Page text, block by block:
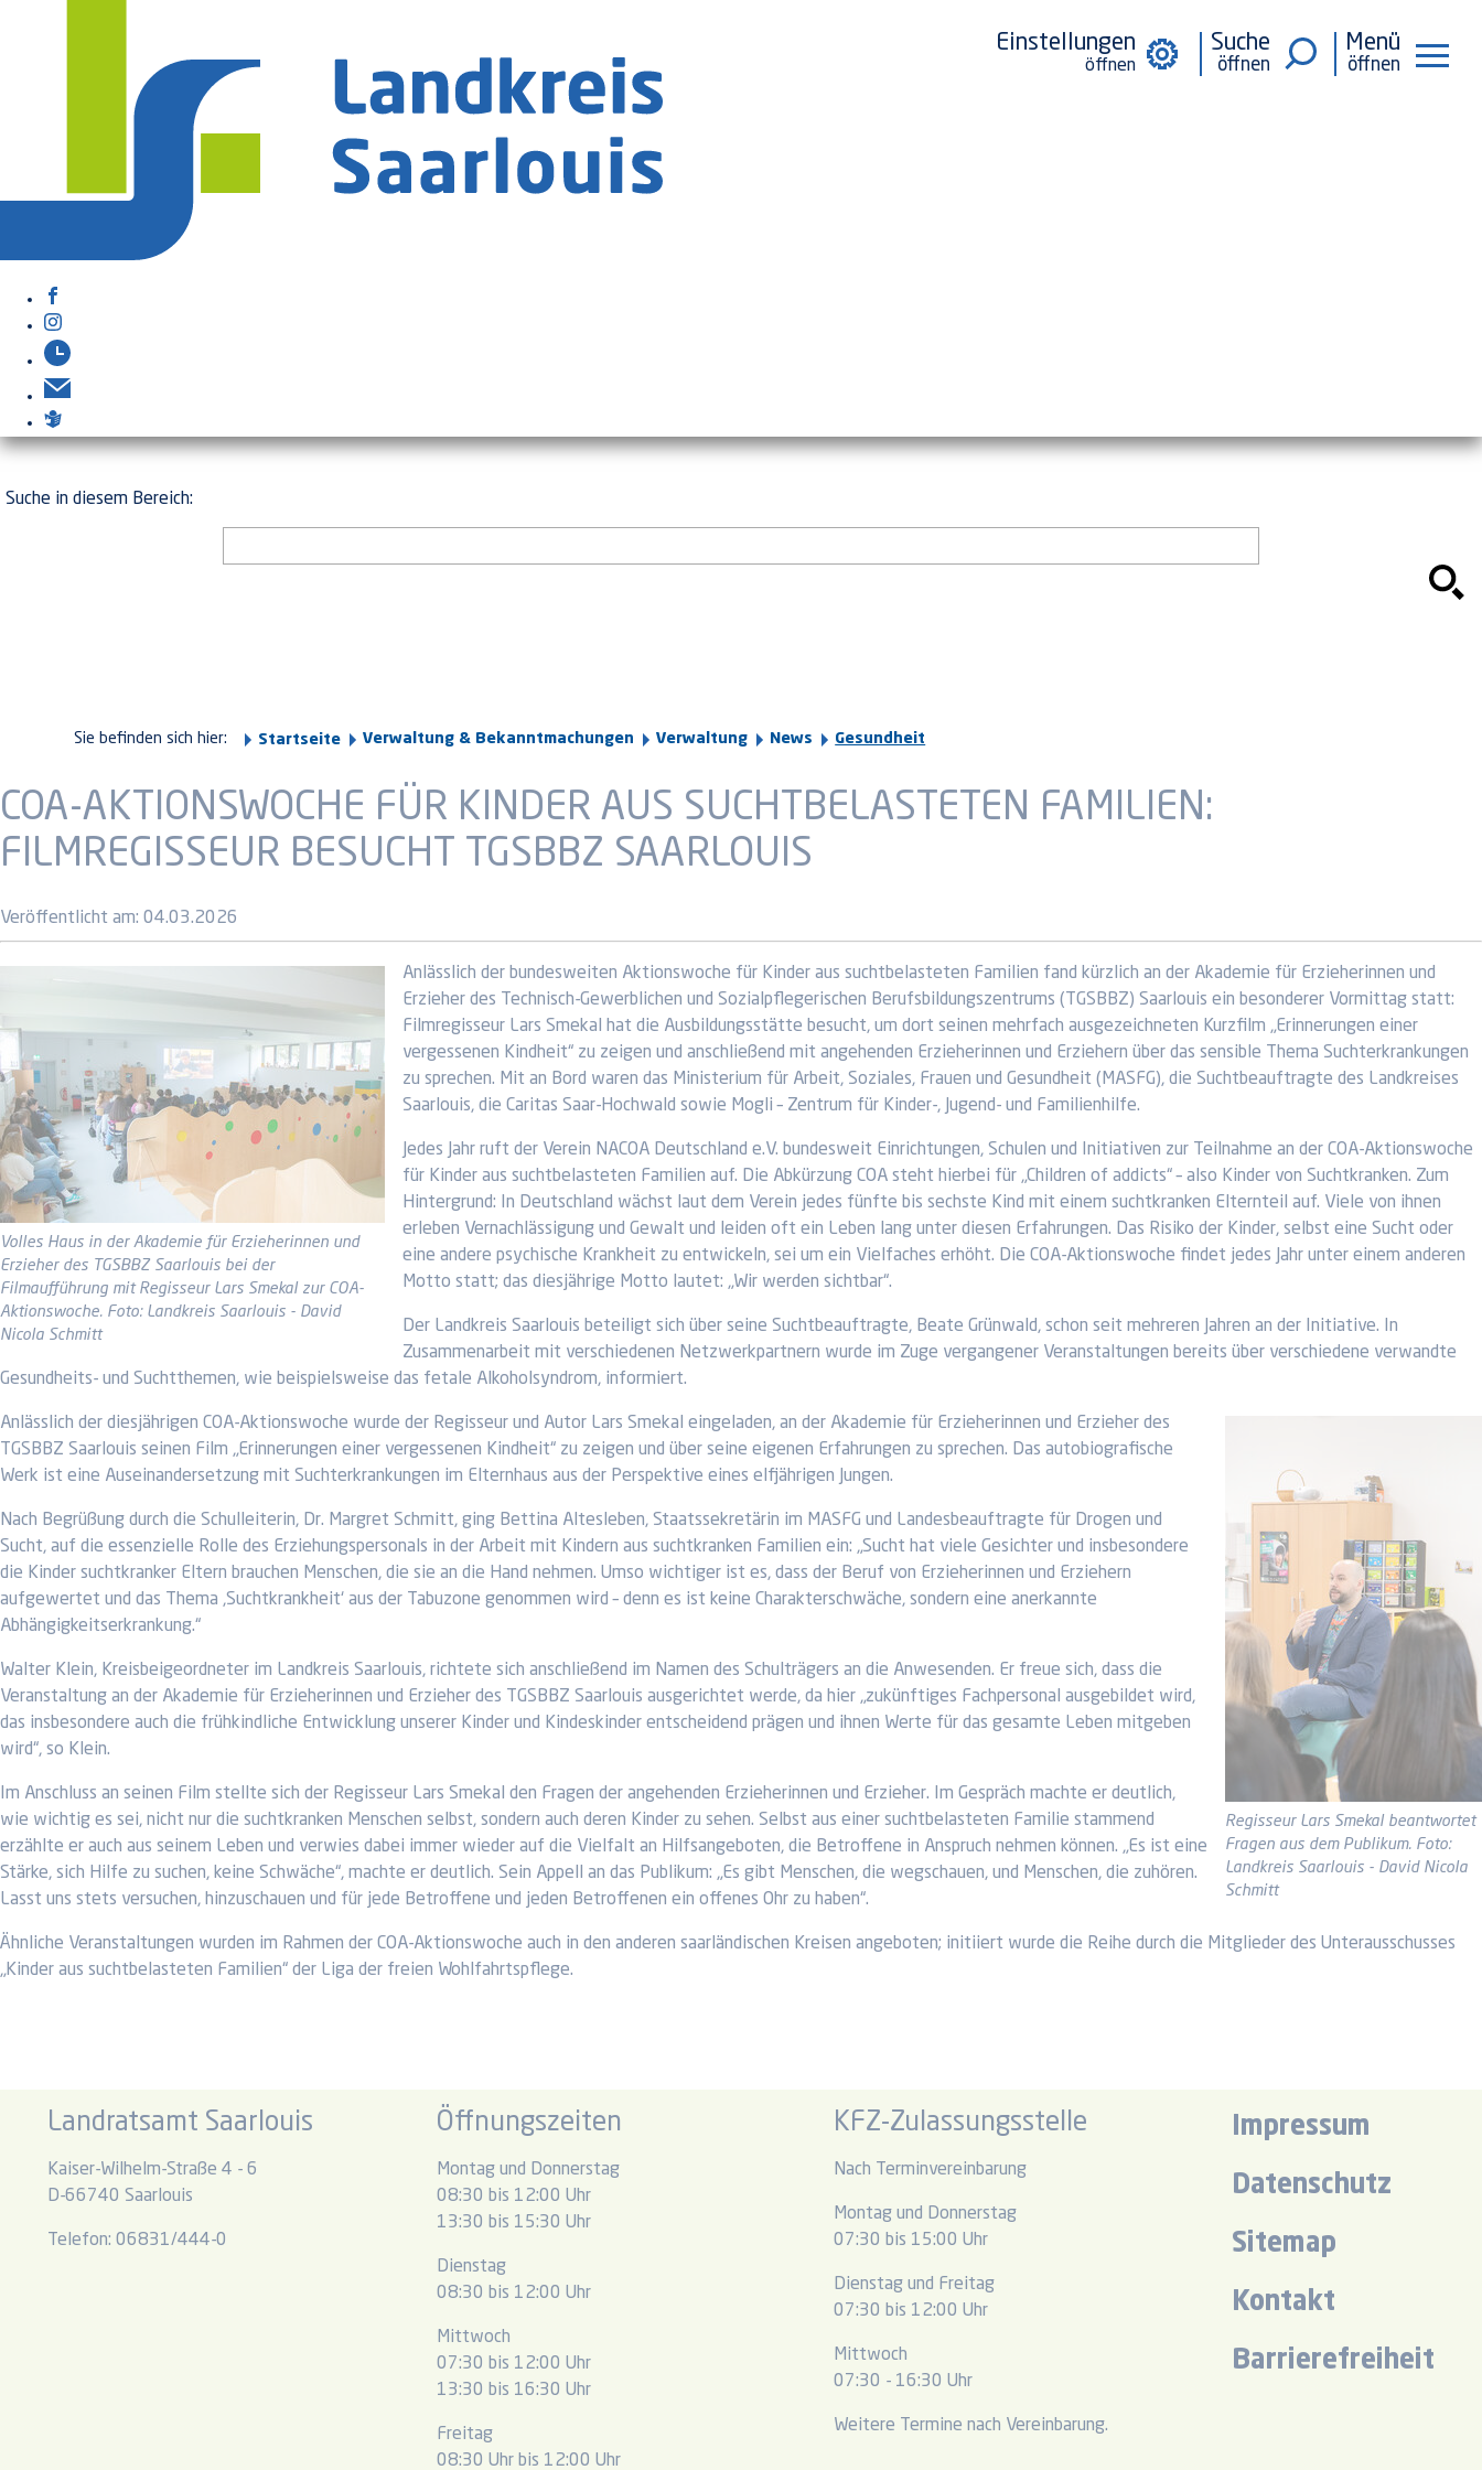
Einstellungen Suche Menü
Suche in diesem Bereich:
Sie befinden sich hier: Startseite Verwaltung & Bekanntmachungen Verwaltung News Gesundheit
COA-AKTIONSWOCHE FÜR KINDER AUS SUCHTBELASTETEN FAMILIEN:
FILMREGISSEUR BESUCHT TGSBBZ SAARLOUIS
Veröffentlicht am: 04.03.2026
Volles Haus in der Akademie für Erzieherinnen und
Erzieher des TGSBBZ Saarlouis bei der
Filmaufführung mit Regisseur Lars Smekal zur COA-
Aktionswoche. Foto: Landkreis Saarlouis - David
Nicola Schmitt
Anlässlich der bundesweiten Aktionswoche für Kinder aus suchtbelasteten Familien fand kürzlich an der Akademie für Erzieherinnen und
Erzieher des Technisch-Gewerblichen und Sozialpflegerischen Berufsbildungszentrums (TGSBBZ) Saarlouis ein besonderer Vormittag statt:
Filmregisseur Lars Smekal hat die Ausbildungsstätte besucht, um dort seinen mehrfach ausgezeichneten Kurzfilm „Erinnerungen einer
vergessenen Kindheit“ zu zeigen und anschließend mit angehenden Erzieherinnen und Erziehern über das sensible Thema Suchterkrankungen
zu sprechen. Mit an Bord waren das Ministerium für Arbeit, Soziales, Frauen und Gesundheit (MASFG), die Suchtbeauftragte des Landkreises
Saarlouis, die Caritas Saar-Hochwald sowie Mogli – Zentrum für Kinder-, Jugend- und Familienhilfe.
Jedes Jahr ruft der Verein NACOA Deutschland e.V. bundesweit Einrichtungen, Schulen und Initiativen zur Teilnahme an der COA-Aktionswoche
für Kinder aus suchtbelasteten Familien auf. Die Abkürzung COA steht hierbei für „Children of addicts“ – also Kinder von Suchtkranken. Zum
Hintergrund: In Deutschland wächst laut dem Verein jedes fünfte bis sechste Kind mit einem suchtkranken Elternteil auf. Viele von ihnen
erleben Vernachlässigung und Gewalt und leiden oft ein Leben lang unter diesen Erfahrungen. Das Risiko der Kinder, selbst eine Sucht oder
eine andere psychische Krankheit zu entwickeln, sei um ein Vielfaches erhöht. Die COA-Aktionswoche findet jedes Jahr unter einem anderen
Motto statt; das diesjährige Motto lautet: „Wir werden sichtbar“.
Der Landkreis Saarlouis beteiligt sich über seine Suchtbeauftragte, Beate Grünwald, schon seit mehreren Jahren an der Initiative. In
Zusammenarbeit mit verschiedenen Netzwerkpartnern wurde im Zuge vergangener Veranstaltungen bereits über verschiedene verwandte
Gesundheits- und Suchtthemen, wie beispielsweise das fetale Alkoholsyndrom, informiert.
Regisseur Lars Smekal beantwortet
Fragen aus dem Publikum. Foto:
Landkreis Saarlouis - David Nicola
Schmitt
Anlässlich der diesjährigen COA-Aktionswoche wurde der Regisseur und Autor Lars Smekal eingeladen, an der Akademie für Erzieherinnen und Erzieher des
TGSBBZ Saarlouis seinen Film „Erinnerungen einer vergessenen Kindheit“ zu zeigen und über seine eigenen Erfahrungen zu sprechen. Das autobiografische
Werk ist eine Auseinandersetzung mit Suchterkrankungen im Elternhaus aus der Perspektive eines elfjährigen Jungen.
Nach Begrüßung durch die Schulleiterin, Dr. Margret Schmitt, ging Bettina Altesleben, Staatssekretärin im MASFG und Landesbeauftragte für Drogen und
Sucht, auf die essenzielle Rolle des Erziehungspersonals in der Arbeit mit Kindern aus suchtkranken Familien ein: „Sucht hat viele Gesichter und insbesondere
die Kinder suchtkranker Eltern brauchen Menschen, die sie an die Hand nehmen. Umso wichtiger ist es, dass der Beruf von Erzieherinnen und Erziehern
aufgewertet und das Thema ,Suchtkrankheit‘ aus der Tabuzone genommen wird – denn es ist keine Charakterschwäche, sondern eine anerkannte
Abhängigkeitserkrankung.“
Walter Klein, Kreisbeigeordneter im Landkreis Saarlouis, richtete sich anschließend im Namen des Schulträgers an die Anwesenden. Er freue sich, dass die
Veranstaltung an der Akademie für Erzieherinnen und Erzieher des TGSBBZ Saarlouis ausgerichtet werde, da hier „zukünftiges Fachpersonal ausgebildet wird,
das insbesondere auch die frühkindliche Entwicklung unserer Kinder und Kindeskinder entscheidend prägen und ihnen Werte für das gesamte Leben mitgeben
wird“, so Klein.
Im Anschluss an seinen Film stellte sich der Regisseur Lars Smekal den Fragen der angehenden Erzieherinnen und Erzieher. Im Gespräch machte er deutlich,
wie wichtig es sei, nicht nur die suchtkranken Menschen selbst, sondern auch deren Kinder zu sehen. Selbst aus einer suchtbelasteten Familie stammend
erzählte er auch aus seinem Leben und verwies dabei immer wieder auf die Vielfalt an Hilfsangeboten, die Betroffene in Anspruch nehmen können. „Es ist eine
Stärke, sich Hilfe zu suchen, keine Schwäche“, machte er deutlich. Sein Appell an das Publikum: „Es gibt Menschen, die wegschauen, und Menschen, die zuhören.
Lasst uns stets versuchen, hinzuschauen und für jede Betroffene und jeden Betroffenen ein offenes Ohr zu haben“.
Ähnliche Veranstaltungen wurden im Rahmen der COA-Aktionswoche auch in den anderen saarländischen Kreisen angeboten; initiiert wurde die Reihe durch die Mitglieder des Unterausschusses
„Kinder aus suchtbelasteten Familien“ der Liga der freien Wohlfahrtspflege.
Landratsamt Saarlouis
Kaiser-Wilhelm-Straße 4 - 6
D-66740 Saarlouis
Telefon: 06831/444-0
Öffnungszeiten
Montag und Donnerstag
08:30 bis 12:00 Uhr
13:30 bis 15:30 Uhr
Dienstag
08:30 bis 12:00 Uhr
Mittwoch
07:30 bis 12:00 Uhr
13:30 bis 16:30 Uhr
Freitag
08:30 Uhr bis 12:00 Uhr
KFZ-Zulassungsstelle
Nach Terminvereinbarung
Montag und Donnerstag
07:30 bis 15:00 Uhr
Dienstag und Freitag
07:30 bis 12:00 Uhr
Mittwoch
07:30 - 16:30 Uhr
Weitere Termine nach Vereinbarung.
Impressum
Datenschutz
Sitemap
Kontakt
Barrierefreiheit